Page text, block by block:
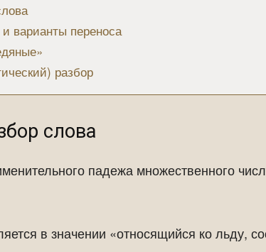
варианты переноса
разбор
слова
падежа множественного
в значении «относящийся ко льду,